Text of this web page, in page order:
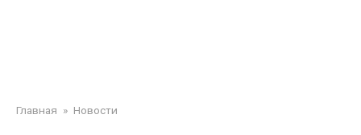
Главная » Новости